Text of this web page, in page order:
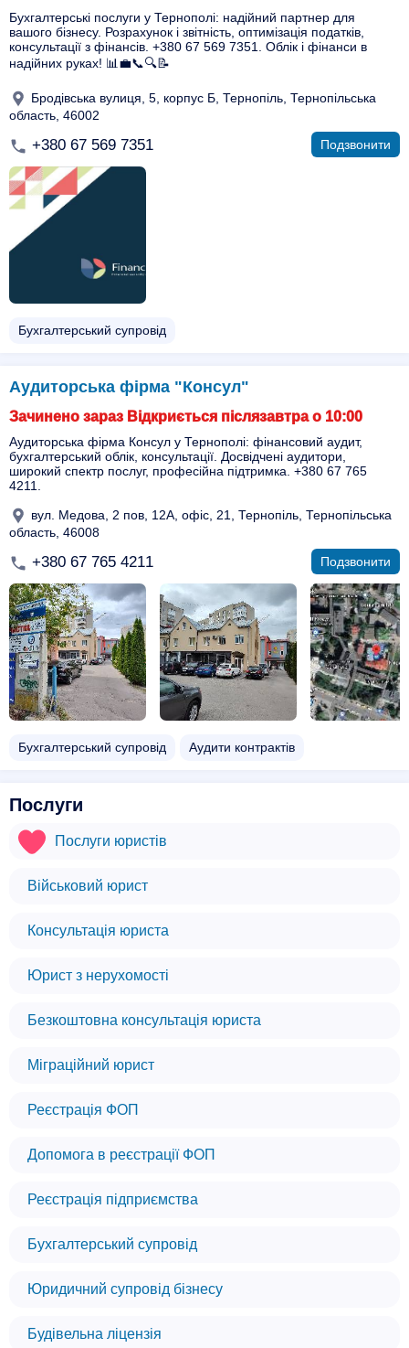
Бухгалтерські послуги у Тернополі: надійний партнер для
вашого бізнесу. Розрахунок і звітність, оптимізація податків,
консультації з фінансів. +380 67 569 7351. Облік і фінанси в
надійних руках! 📊💼📞🔍📝
Бродівська вулиця, 5, корпус Б, Тернопіль, Тернопільська
область, 46002
+380 67 569 7351 Подзвонити
Бухгалтерський супровід
Аудиторська фірма "Консул"
Зачинено зараз Відкриється післязавтра о 10:00
Аудиторська фірма Консул у Тернополі: фінансовий аудит,
бухгалтерський облік, консультації. Досвідчені аудитори,
широкий спектр послуг, професійна підтримка. +380 67 765
4211.
вул. Медова, 2 пов, 12А, офіс, 21, Тернопіль, Тернопільська
область, 46008
+380 67 765 4211 Подзвонити
Бухгалтерський супровід Аудити контрактів
Послуги
Послуги юристів
Військовий юрист
Консультація юриста
Юрист з нерухомості
Безкоштовна консультація юриста
Міграційний юрист
Реєстрація ФОП
Допомога в реєстрації ФОП
Реєстрація підприємства
Бухгалтерський супровід
Юридичний супровід бізнесу
Будівельна ліцензія